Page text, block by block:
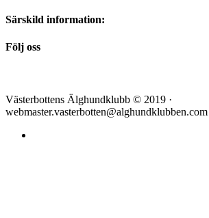
Särskild information:
Följ oss
Västerbottens Älghundklubb © 2019 ·
webmaster.vasterbotten@alghundklubben.com